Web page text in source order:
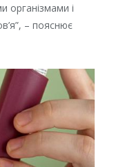
організмами і
– пояснює